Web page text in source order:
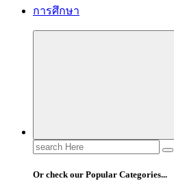
การศึกษา
Search
for:
Or check our Popular Categories...